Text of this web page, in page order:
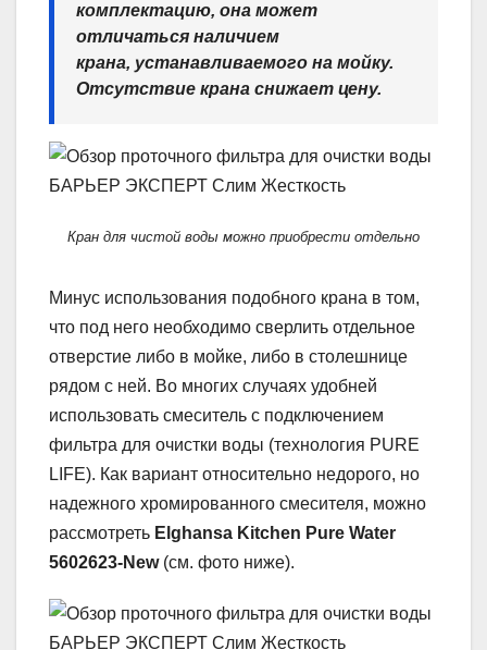
комплектацию, она может
отличаться наличием
крана, устанавливаемого на мойку.
Отсутствие крана снижает цену.
Кран для чистой воды можно приобрести отдельно
Минус использования подобного крана в том,
что под него необходимо сверлить отдельное
отверстие либо в мойке, либо в столешнице
рядом с ней. Во многих случаях удобней
использовать смеситель с подключением
фильтра для очистки воды (технология PURE
LIFE). Как вариант относительно недорого, но
надежного хромированного смесителя, можно
рассмотреть Elghansa Kitchen Pure Water
5602623-New(см. фото ниже).